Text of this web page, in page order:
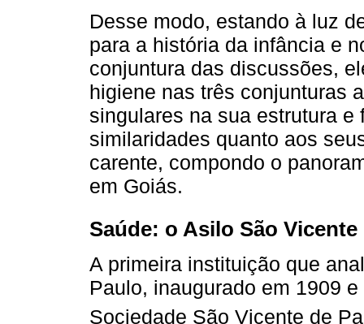
Desse modo, estando à luz
para a história da infância e
conjuntura das discussões,
higiene nas três conjunturas
singulares na sua estrutura
similaridades quanto aos
carente, compondo o
em Goiás.
Saúde: o Asilo São Vicente
A primeira instituição que
Paulo, inaugurado em 1909
Sociedade São Vicente de